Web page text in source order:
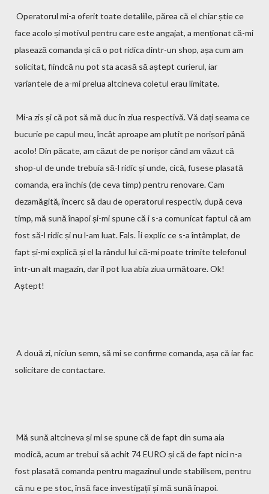
Operatorul mi-a oferit toate detaliile, părea că el chiar știe ce
face acolo și motivul pentru care este angajat, a menționat că-mi
plasează comanda și că o pot ridica dintr-un shop, așa cum am
solicitat, fiindcă nu pot sta acasă să aștept curierul, iar
variantele de a-mi prelua altcineva coletul erau limitate.
Mi-a zis și că pot să mă duc în ziua respectivă. Vă dați seama ce
bucurie pe capul meu, încât aproape am plutit pe norișori până
acolo! Din păcate, am căzut de pe norișor când am văzut că
shop-ul de unde trebuia să-l ridic și unde, cică, fusese plasată
comanda, era închis (de ceva timp) pentru renovare. Cam
dezamăgită, încerc să dau de operatorul respectiv, după ceva
timp, mă sună înapoi și-mi spune că i s-a comunicat faptul că am
fost să-l ridic și nu l-am luat. Fals. Îi explic ce s-a întâmplat, de
fapt și-mi explică și el la rândul lui că-mi poate trimite telefonul
într-un alt magazin, dar îl pot lua abia ziua următoare. Ok!
Aștept!
A două zi, niciun semn, să mi se confirme comanda, așa că iar fac
solicitare de contactare.
Mă sună altcineva și mi se spune că de fapt din suma aia
modică, acum ar trebui să achit 74 EURO și că de fapt nici n-a
fost plasată comanda pentru magazinul unde stabilisem, pentru
că nu e pe stoc, însă face investigații și mă sună înapoi.